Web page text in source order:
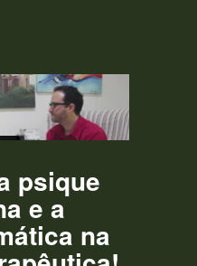
psique
e a
na